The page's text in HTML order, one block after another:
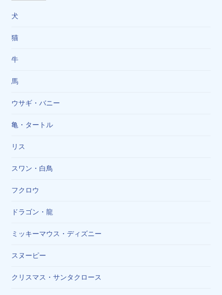
犬
猫
牛
馬
ウサギ・バニー
亀・タートル
リス
スワン・白鳥
フクロウ
ドラゴン・龍
ミッキーマウス・ディズニー
スヌーピー
クリスマス・サンタクロース